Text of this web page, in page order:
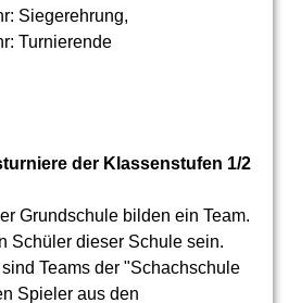
Siegerehrung,
Turnierende
der Klassenstufen 1/2
Grundschule bilden ein Team.
Schüler dieser Schule sein.
Teams der "Schachschule
Spieler aus den